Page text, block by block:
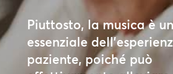
Piuttosto, la musica è
essenziale
paziente, poiché può